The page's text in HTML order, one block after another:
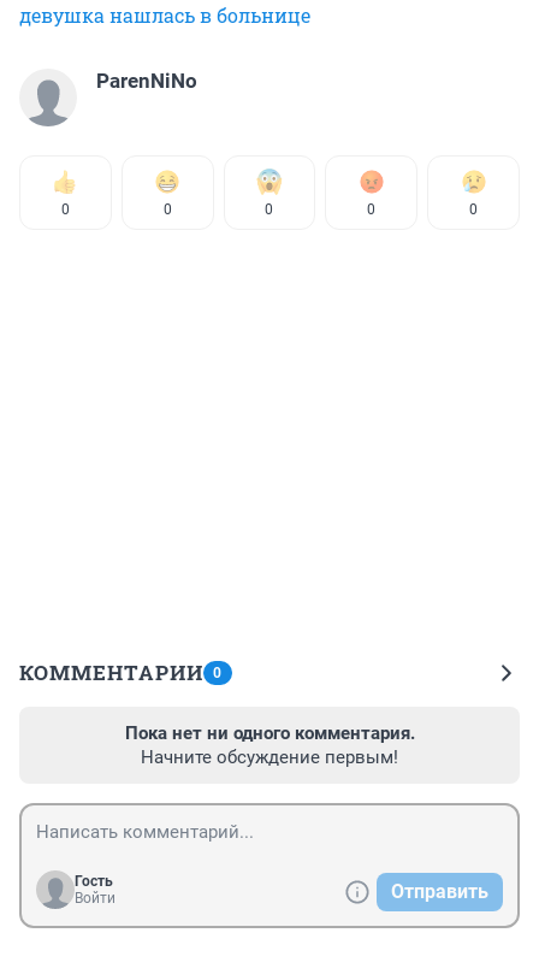
девушка нашлась в больнице
ParenNiNo
0 0 0 0 0
КОММЕНТАРИИ 0
Пока нет ни одного комментария.
Начните обсуждение первым!
Гость
Войти
Отправить